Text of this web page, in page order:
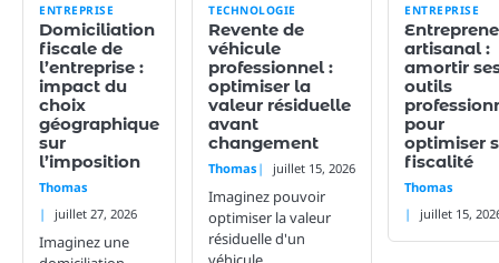
ENTREPRISE
Domiciliation
fiscale de
l’entreprise :
impact du
choix
géographique
sur
l’imposition
Thomas
juillet 27, 2026
Imaginez une
TECHNOLOGIE
Revente de
véhicule
professionnel :
optimiser la
valeur résiduelle
avant
changement
Thomas juillet 15, 2026
Imaginez pouvoir
optimiser la valeur
résiduelle d'un
ENTREPRISE
artisanal :
amortir
outils
pour
optimiser
fiscalité
Thomas
juillet 15,